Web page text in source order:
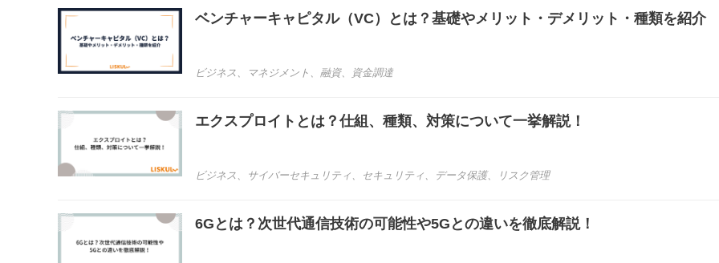
ベンチャーキャピタル（VC）とは？基礎やメリット・デメリット・種類を紹介
ビジネス 、 マネジメント 、 融資、 資金調達
エクスプロイトとは？仕組、種類、対策について一挙解説！
ビジネス 、 サイバーセキュリティ 、 セキュリティ 、 データ保護、 リスク管理
6Gとは？次世代通信技術の可能性や5Gとの違いを徹底解説！